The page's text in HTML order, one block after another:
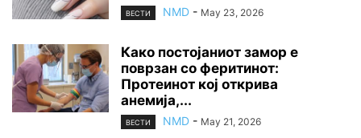
ВЕСТИ NMD - May 23, 2026
Како постојаниот замор е
поврзан со феритинот:
Протеинот кој открива
анемија,...
ВЕСТИ NMD - May 21, 2026